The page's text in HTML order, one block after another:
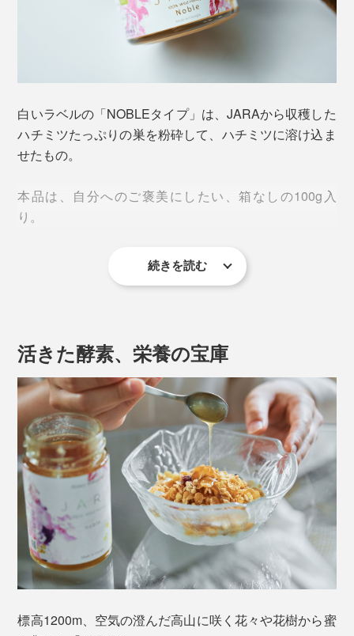
化学物質の混ざりようのない自然環境の中にJARAを設
ア。「Jara Beekeepers Association」の厳しい規定をク
リアした採蜜方法で作られたものだけが『JARA
その規定は、効率とは真逆をいく、手間暇を要するも
し、釘を使わない（におい防止のため）。
人の住む村から4〜6km離れた場所に設置
1年に1回、秋の初めに収穫。
JARAの中につくられた巣の半分だけを収穫し、残り
半分は、ミツバチが冬を越せるようにとっておく
白いラベルの「NOBLEタイプ」は、JARAから収穫した
ハチミツたっぷりの巣を粉砕して、ハチミツに溶け込ま
せたもの。
本品は、自分へのご褒美にしたい、箱なしの100g入
り。
巣ごと入っているものの、固形物はなく、クリーミーな
舌触り。粉砕することで酵素が活発化し、ビンの中で発
酵しているため、ワインのような香りと濃厚さが特徴。
ほのかに酸味を感じます。表面の泡立ちは、酵素が生き
ている証です。
複雑で芳醇な味わいなのに、すっきりとした甘さで、口
う。
続きを読む
活きた酵素、栄養の宝庫
標高1200m、空気の澄んだ高山に咲く花々や花樹から蜜